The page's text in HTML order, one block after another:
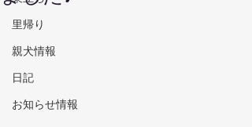
里帰り
親犬情報
日記
お知らせ情報